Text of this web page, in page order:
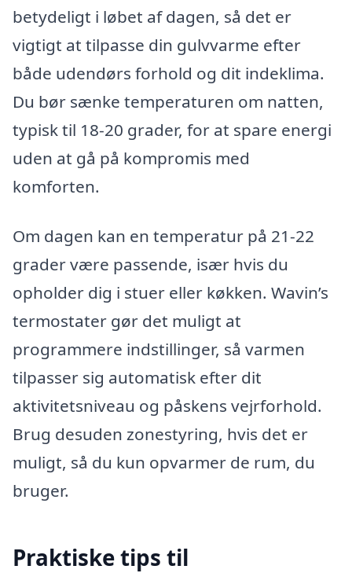
betydeligt i løbet af dagen, så det er
vigtigt at tilpasse din gulvvarme efter
både udendørs forhold og dit indeklima.
Du bør sænke temperaturen om natten,
typisk til 18-20 grader, for at spare energi
uden at gå på kompromis med
komforten.
Om dagen kan en temperatur på 21-22
grader være passende, især hvis du
opholder dig i stuer eller køkken. Wavin’s
termostater gør det muligt at
programmere indstillinger, så varmen
tilpasser sig automatisk efter dit
aktivitetsniveau og påskens vejrforhold.
Brug desuden zonestyring, hvis det er
muligt, så du kun opvarmer de rum, du
bruger.
Praktiske tips til